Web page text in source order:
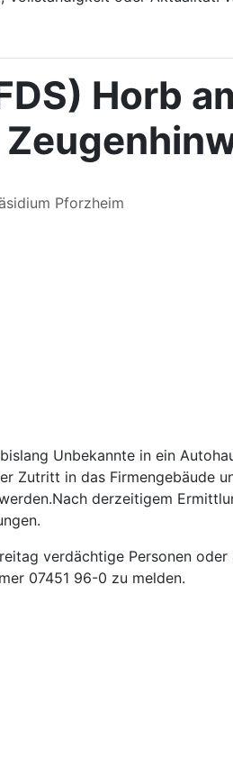
Horb
Pforzheim
Unbekannte in ein
Zutritt in das Firmengebäude
derzeitigem
verdächtige Personen
07451 96-0 zu melden.